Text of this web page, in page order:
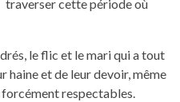
traverser cette période où
le flic et le mari qui a tout
haine et de leur devoir, même
respectables.